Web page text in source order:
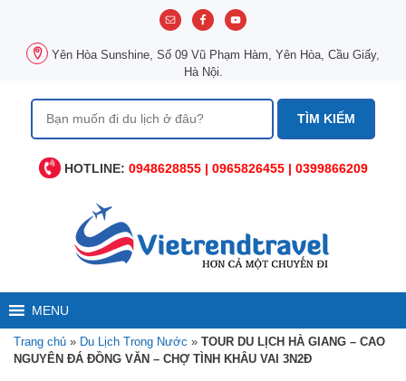
Yên Hòa Sunshine, Số 09 Vũ Phạm Hàm, Yên Hòa, Cầu Giấy,
Hà Nội.
Tìm
kiếm
HOTLINE: 0948628855 | 0965826455 | 0399866209
MENU
Trang chủ » Du Lịch Trong Nước » TOUR DU LỊCH HÀ GIANG – CAO
NGUYÊN ĐÁ ĐỒNG VĂN – CHỢ TÌNH KHÂU VAI 3N2Đ